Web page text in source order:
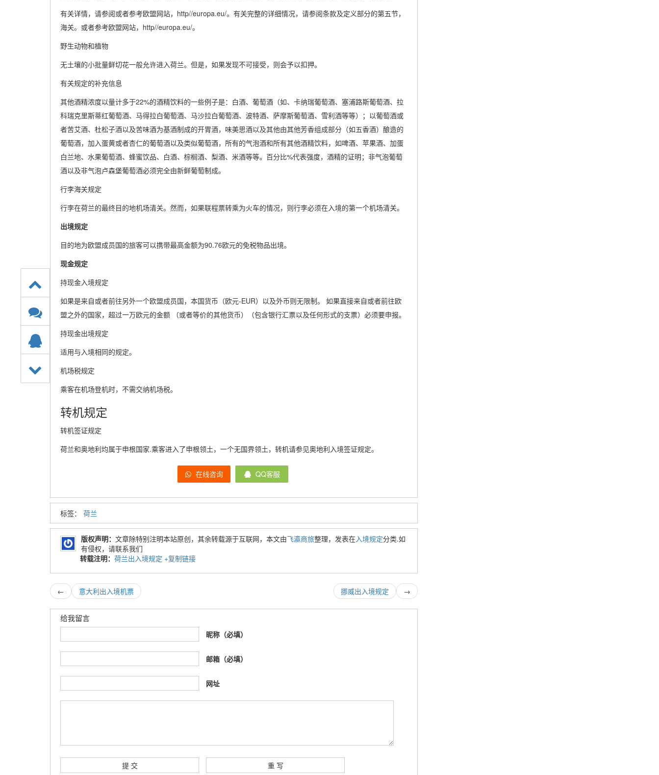
有关详情，请参阅或者参考欧盟网站，http//europa.eu/。有关完整的详细情况，请参阅条款及定义部分的第五节，
海关。或者参考欧盟网站，http//europa.eu/。
野生动物和植物
无土壤的小批量鲜切花一般允许进入荷兰。但是，如果发现不可接受，则会予以扣押。
有关规定的补充信息
其他酒精浓度以量计多于22%的酒精饮料的一些例子是：白酒、葡萄酒（如、卡纳瑞葡萄酒、塞浦路斯葡萄酒、拉
科瑞克里斯蒂红葡萄酒、马得拉白葡萄酒、马沙拉白葡萄酒、波特酒、萨摩斯葡萄酒、雪利酒等等）；以葡萄酒或
者苦艾酒、杜松子酒以及苦味酒为基酒制成的开胃酒，味美思酒以及其他由其他芳香组成部分（如五香酒）酿造的
葡萄酒，加入蛋黄或者杏仁的葡萄酒以及类似葡萄酒，所有的气泡酒和所有其他酒精饮料，如啤酒、苹果酒、加蛋
白兰地、水果葡萄酒、蜂蜜饮品、白酒、棕榈酒、梨酒、米酒等等。百分比%代表强度，酒精的证明；非气泡葡萄
酒以及非气泡卢森堡葡萄酒必须完全由新鲜葡萄制成。
行李海关规定
行李在荷兰的最终目的地机场清关。然而，如果联程票转乘为火车的情况，则行李必须在入境的第一个机场清关。
出境规定
目的地为欧盟成员国的旅客可以携带最高金额为90.76欧元的免税物品出境。
现金规定
持现金入境规定
如果是来自或者前往另外一个欧盟成员国，本国货币（欧元-EUR）以及外币则无限制。 如果直接来自或者前往欧
盟之外的国家，超过一万欧元的金额 （或者等价的其他货币）（包含银行汇票以及任何形式的支票）必须要申报。
持现金出境规定
适用与入境相同的规定。
机场税规定
乘客在机场登机时，不需交纳机场税。
转机规定
转机签证规定
荷兰和奥地利均属于申根国家.乘客进入了申根领土，一个无国界领土，转机请参见奥地利入境签证规定。
在线咨询 QQ客服
标签： 荷兰
版权声明： 文章除特别注明本站原创，其余转载源于互联网，本文由飞瀛商旅整理，发表在入境规定分类.如
有侵权，请联系我们
转载注明： 荷兰出入境规定 +复制链接
← 意大利出入境机票 →
挪威出入境规定
给我留言
昵称（必填）
邮箱（必填）
网址